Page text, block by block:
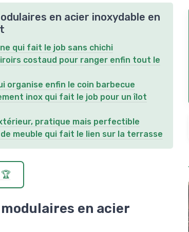
en acier inoxydable en
qui fait le job sans chichi
costaud pour ranger enfin tout le
organise enfin le coin barbecue
inox qui fait le job pour un îlot
pratique mais perfectible
meuble qui fait le lien sur la terrasse
en acier